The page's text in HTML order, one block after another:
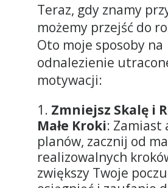
Teraz, gdy znamy
możemy przejść do
Oto moje sposoby na
odnalezienie
motywacji:
Zmniejsz Skalę i
Małe Kroki: Zamiast
planów, zacznij od
realizowalnych
zwiększy Twoje